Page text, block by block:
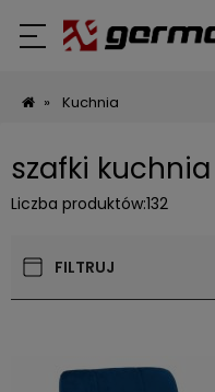
» Kuchnia
szafki kuchnia
Liczba produktów:132
FILTRUJ